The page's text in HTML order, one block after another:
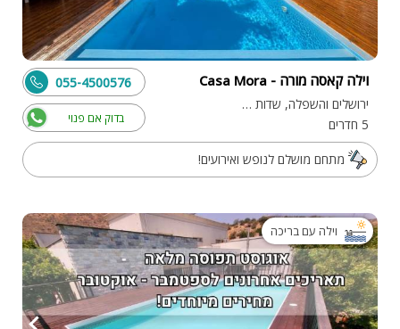
וילה קאסה מורה - Casa Mora
ירושלים והשפלה, שדות מיכה
5 חדרים
בדוק אם פנוי
055-4500576
מתחם מושלם לנופש ואירועים!
וילה עם בריכה